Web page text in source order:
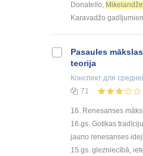
Donatello,
Karavadžo
Pasaules
teorija
Конспект для
71
16. Renesanses
16.gs. Gotikas
jauno renesanses
15.gs. glezniecībā,